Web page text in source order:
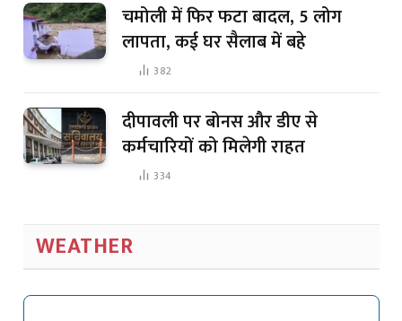
चमोली में फिर फटा बादल, 5 लोग
लापता, कई घर सैलाब में बहे
382
दीपावली पर बोनस और डीए से
कर्मचारियों को मिलेगी राहत
334
WEATHER